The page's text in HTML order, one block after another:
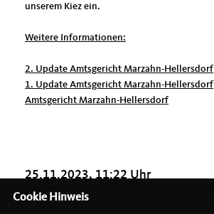
unserem Kiez ein.
Weitere Informationen:
2. Update Amtsgericht Marzahn-Hellersdorf
1. Update Amtsgericht Marzahn-Hellersdorf
Amtsgericht Marzahn-Hellersdorf
25.11.2023, 11:22 Uhr
Cookie Hinweis